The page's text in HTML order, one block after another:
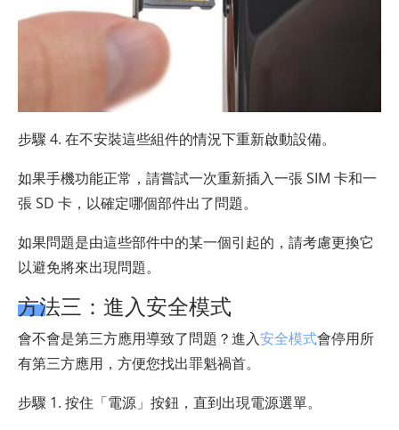
步驟 4. 在不安裝這些組件的情況下重新啟動設備。
如果手機功能正常，請嘗試一次重新插入一張 SIM 卡和一
張 SD 卡，以確定哪個部件出了問題。
如果問題是由這些部件中的某一個引起的，請考慮更換它
以避免將來出現問題。
方法三：進入安全模式
會不會是第三方應用導致了問題？進入安全模式會停用所
有第三方應用，方便您找出罪魁禍首。
步驟 1. 按住「電源」按鈕，直到出現電源選單。